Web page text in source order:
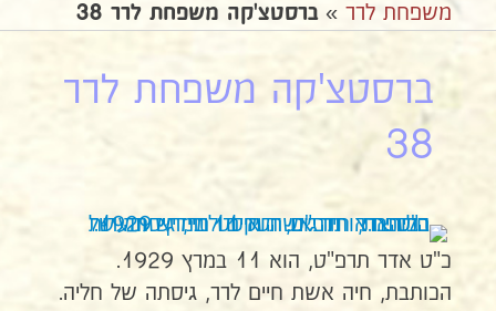
משפחת לרר »ברסטצ'קה משפחת לרר 38
ברסטצ'קה משפחת לרר
38
כ"ט אדר תרפ"ט, הוא 11 במרץ 1929.
הכותבת, חיה אשת חיים לרר, גיסתה של חליה.